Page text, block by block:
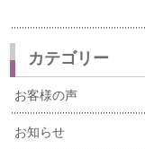
カテゴリー
お客様の声
お知らせ